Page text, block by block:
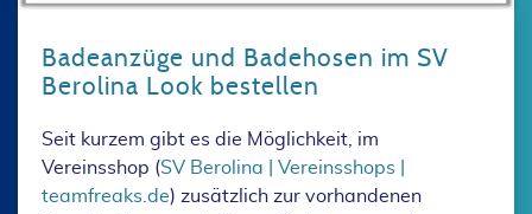
Badeanzüge und Badehosen im SV
Berolina Look bestellen
Seit kurzem gibt es die Möglichkeit, im
Vereinsshop (SV Berolina | Vereinsshops |
teamfreaks.de) zusätzlich zur vorhandenen